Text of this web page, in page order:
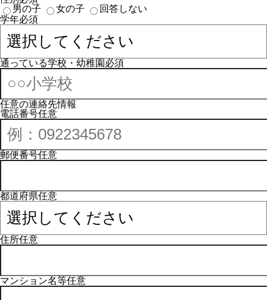
男の子
女の子
回答しない
学年必須
通っている学校・幼稚園 必須
任意の連絡先情報
電話番号任意
郵便番号任意
都道府県任意
住所任意
マンション名等任意